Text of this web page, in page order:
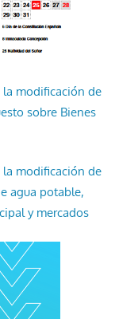
modificación de
sobre Bienes
modificación de
agua potable,
y mercados